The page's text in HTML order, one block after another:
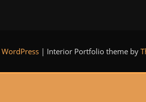
WordPress | Interior Portfolio theme by